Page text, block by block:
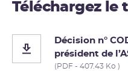
Téléchargez le
Décision n°
président de
(PDF - 407.43 Ko )